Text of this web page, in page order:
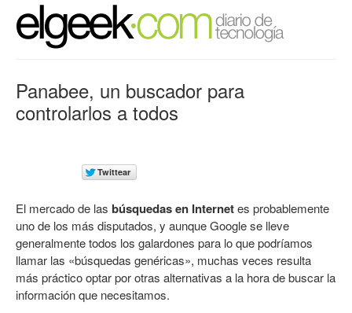
Panabee, un buscador para
controlarlos a todos
El mercado de las búsquedas en Internetes probablemente
uno de los más disputados, y aunque Google se lleve
generalmente todos los galardones para lo que podríamos
llamar las «búsquedas genéricas», muchas veces resulta
más práctico optar por otras alternativas a la hora de buscar la
información que necesitamos.